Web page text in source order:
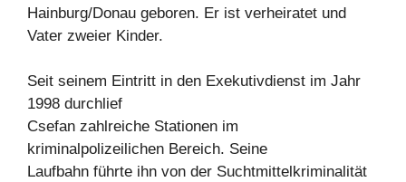
Hainburg/Donau geboren. Er ist verheiratet und
Vater zweier Kinder.
Seit seinem Eintritt in den Exekutivdienst im Jahr
1998 durchlief
Csefan zahlreiche Stationen im
kriminalpolizeilichen Bereich. Seine
Laufbahn führte ihn von der Suchtmittelkriminalität